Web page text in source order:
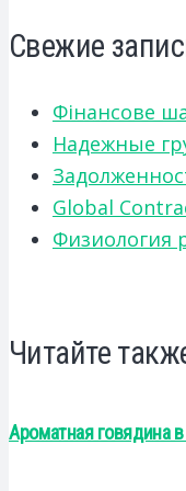
Свежие
Фінансове
Надежные
Global
Физиология
Читайте
Ароматная говядина